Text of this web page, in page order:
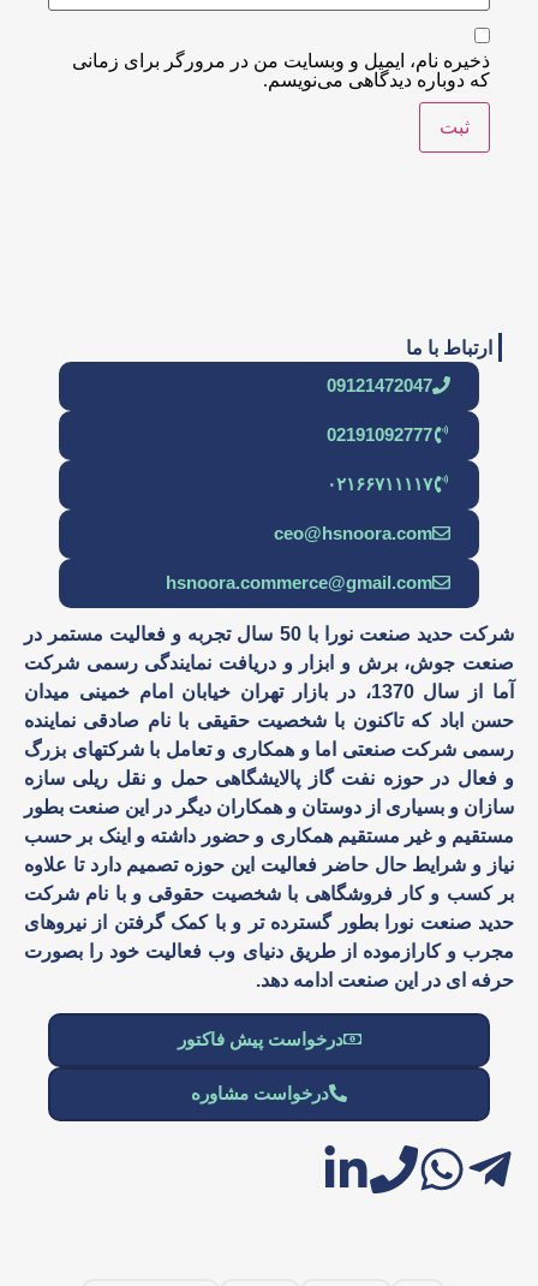
ذخیره نام، ایمیل و وبسایت من در مرورگر برای زمانی
که دوباره دیدگاهی می‌نویسم.
09121472047
02191092777
۰۲۱۶۶۷۱۱۱۱۷
ceo@hsnoora.com
hsnoora.commerce@gmail.com
ارتباط با ما
شرکت حدید صنعت نورا با 50 سال تجربه و فعالیت مستمر در
صنعت جوش، برش و ابزار و دریافت نمایندگی رسمی شرکت
آما از سال 1370، در بازار تهران خیابان امام خمینی میدان
حسن اباد که تاکنون با شخصیت حقیقی با نام صادقی نماینده
رسمی شرکت صنعتی اما و همکاری و تعامل با شرکتهای بزرگ
و فعال در حوزه نفت گاز پالایشگاهی حمل و نقل ریلی سازه
سازان و بسیاری از دوستان و همکاران دیگر در این صنعت بطور
مستقیم و غیر مستقیم همکاری و حضور داشته و اینک بر حسب
نیاز و شرایط حال حاضر فعالیت این حوزه تصمیم دارد تا علاوه
بر کسب و کار فروشگاهی با شخصیت حقوقی و با نام شرکت
حدید صنعت نورا بطور گسترده تر و با کمک گرفتن از نیروهای
مجرب و کارازموده از طریق دنیای وب فعالیت خود را بصورت
حرفه ای در این صنعت ادامه دهد.
درخواست پیش فاکتور
درخواست مشاوره